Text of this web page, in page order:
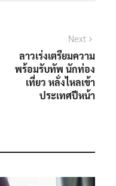
Next
ลาวเร่งเตรียมความ
พร้อมรับทัพ นักท่อง
เที่ยว หลั่งไหลเข้า
ประเทศปีหน้า